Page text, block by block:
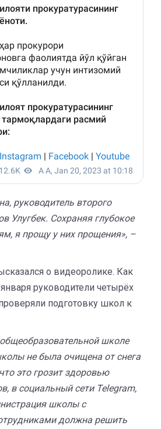
руководитель второго
Улугбек. Сохраняя глубокое
я прощу у них прощения», –
о видеоролике. Как
руководители четырёх
подготовку школ к
школе
не была очищена от снега
это грозит здоровью
в социальный сети Telegram,
школы с
должна решить